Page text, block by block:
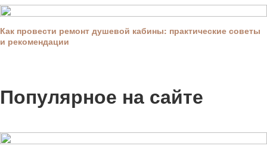
Как провести ремонт душевой кабины: практические советы
и рекомендации
Популярное на сайте